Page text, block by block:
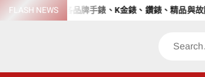
SkipFLASH NEWS
高價收購各品牌手錶、K金錶、鑽錶、精品與故障錶
Search